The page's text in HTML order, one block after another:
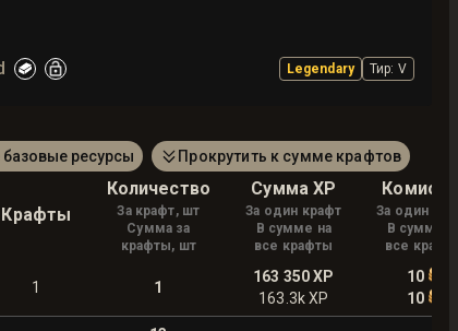
Legendary Тир: V
ресурсы Прокрутить к сумме крафтов
Крафты
Количество
За крафт, шт
Сумма за
крафты, шт
Сумма XP
За один крафт
В сумме на
все крафты
За один
В сумме
все
1 1
163 350 XP
163.3kXP
10
10